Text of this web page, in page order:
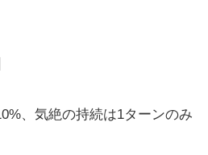
、気絶の持続は1ターンのみ